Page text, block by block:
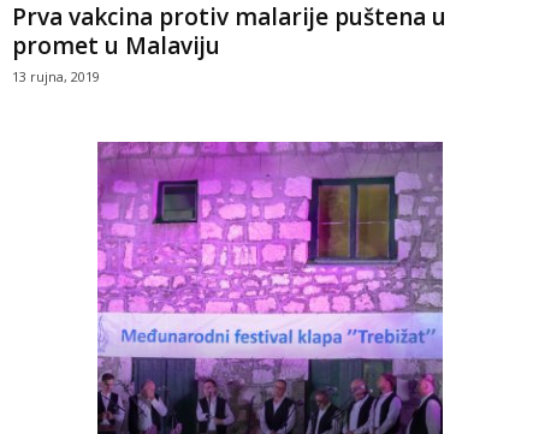
Prva vakcina protiv malarije puštena u
promet u Malaviju
13 rujna, 2019